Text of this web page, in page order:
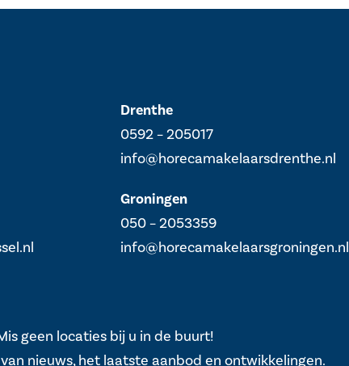
Drenthe
0592 – 205017
info@horecamakelaarsdrenthe.nl
Groningen
050 – 2053359
info@horecamakelaarsgroningen.nl
geen locaties bij u in de buurt!
nieuws, het laatste aanbod en ontwikkelingen.